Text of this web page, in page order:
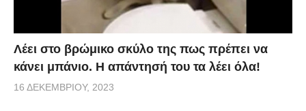
Λέει στο βρώμικο σκύλο της πως πρέπει να
κάνει μπάνιο. Η απάντησή του τα λέει όλα!
16 ΔΕΚΕΜΒΡΊΟΥ, 2023